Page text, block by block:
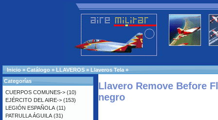
Inicio » Catálogo » LLAVEROS » Llaveros Tela »
Llavero Remove Before
negro
Categorías
CUERPOS COMUNES-> (10)
EJÉRCITO DEL AIRE-> (153)
LEGIÓN ESPAÑOLA (11)
PATRULLA ÁGUILA (31)